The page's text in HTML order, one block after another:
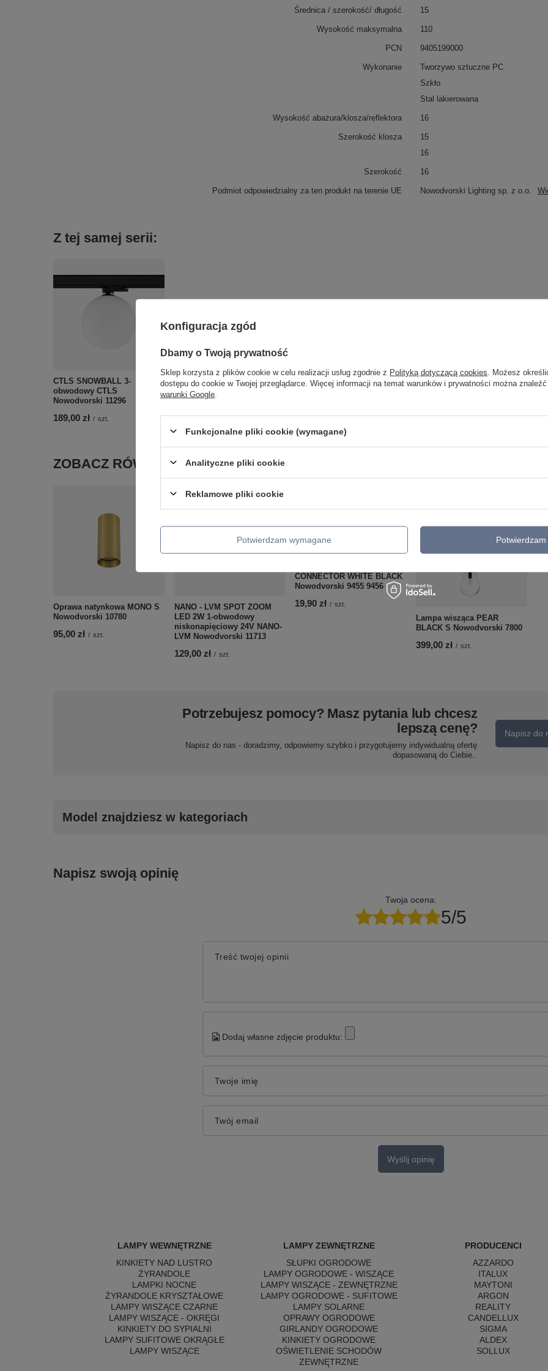
Podmiot odpowiedzialny za ten produkt na terenie UE Nowodvorski Lighting sp. z o.o.
Średnica / szerokość/ długość 15
Wysokość maksymalna 110
PCN 9405199000
Wykonanie
Tworzywo sztuczne PC
Szkło
Stal lakierowana
Wysokość abażura/klosza/reflektora 16
Szerokość klosza
15
16
Szerokość 16
Z tej samej serii:
CTLS SNOWBALL 3-
obwodowy CTLS
Nowodvorski 11296
189,00 zł / szt.
ZOBACZ RÓWNIEŻ
Oprawa natynkowa MONO S
Nowodvorski 10780
95,00 zł / szt.
NANO - LVM SPOT ZOOM
LED 2W 1-obwodowy
niskonapięciowy 24V NANO-
LVM Nowodvorski 11713
129,00 zł / szt.
CONNECTOR WHITE BLACK
Nowodvorski 9455 9456
19,90 zł / szt.
Lampa wisząca PEAR
BLACK S Nowodvorski 7800
399,00 zł / szt.
Potrzebujesz pomocy? Masz pytania lub chcesz
lepszą cenę?
Napisz do nas - doradzimy, odpowiemy szybko i przygotujemy indywidualną ofertę
dopasowaną do Ciebie..
Napisz do
Model znajdziesz w kategoriach
Napisz swoją opinię
Twoja ocena:
5/5
Treść twojej opinii
Dodaj własne zdjęcie produktu:
Twoje imię
Twój email
Wyślij opinię
LAMPY WEWNĘTRZNE
KINKIETY NAD LUSTRO
ŻYRANDOLE
LAMPKI NOCNE
ŻYRANDOLE KRYSZTAŁOWE
LAMPY WISZĄCE CZARNE
LAMPY WISZĄCE - OKRĘGI
KINKIETY DO SYPIALNI
LAMPY SUFITOWE OKRĄGŁE
LAMPY WISZĄCE
LAMPY ZEWNĘTRZNE
SŁUPKI OGRODOWE
LAMPY OGRODOWE - WISZĄCE
LAMPY WISZĄCE - ZEWNĘTRZNE
LAMPY OGRODOWE - SUFITOWE
LAMPY SOLARNE
OPRAWY OGRODOWE
GIRLANDY OGRODOWE
KINKIETY OGRODOWE
OŚWIETLENIE SCHODÓW
ZEWNĘTRZNE
PRODUCENCI
AZZARDO
ITALUX
MAYTONI
ARGON
REALITY
CANDELLUX
SIGMA
ALDEX
SOLLUX
Konfiguracja zgód
Dbamy o Twoją prywatność
Sklep korzysta z plików cookie w celu realizacji usług zgodnie z Polityką dotyczącą cookies . Możesz
dostępu do cookie w Twojej przeglądarce. Więcej informacji na temat warunków i prywatności można
warunki Google
Funkcjonalne pliki cookie (wymagane)
Analityczne pliki cookie
Reklamowe pliki cookie
Potwierdzam wymagane